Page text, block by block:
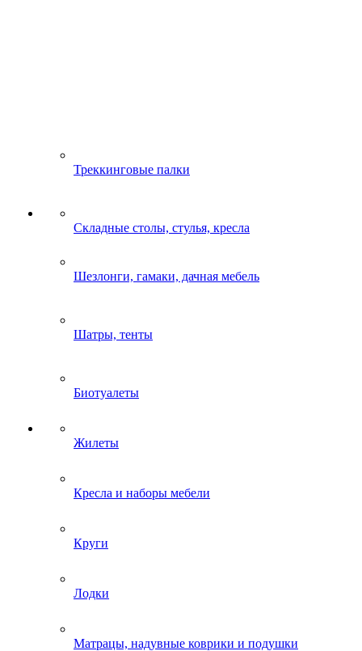
Треккинговые палки
Складные столы, стулья, кресла
Шезлонги, гамаки, дачная мебель
Шатры, тенты
Биотуалеты
Жилеты
Кресла и наборы мебели
Круги
Лодки
Матрацы, надувные коврики и подушки